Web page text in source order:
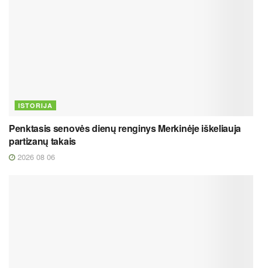
ISTORIJA
Penktasis senovės dienų renginys Merkinėje iškeliauja
partizanų takais
2026 08 06